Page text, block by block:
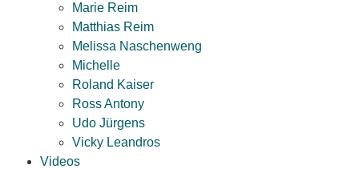
Marie Reim
Matthias Reim
Melissa Naschenweng
Michelle
Roland Kaiser
Ross Antony
Udo Jürgens
Vicky Leandros
Videos